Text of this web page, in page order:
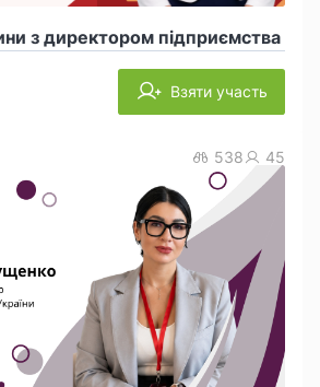
з директором підприємства
Взяти участь
538 45